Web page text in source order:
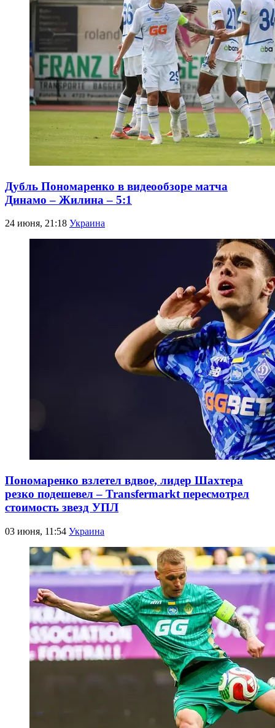
Дубль Пономаренко в видеообзоре матча
Динамо – Жилина – 5:1
24 июня, 21:18 Украина
Пономаренко взлетел вдвое, лидер Шахтера
резко подешевел – Transfermarkt пересмотрел
стоимость звезд УПЛ
03 июня, 11:54 Украина